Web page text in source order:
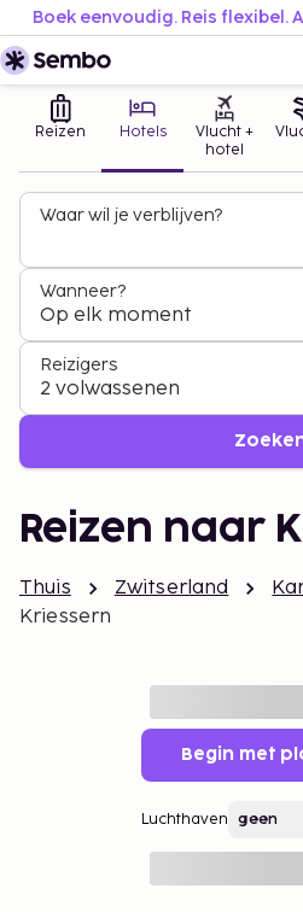
Boek eenvoudig. Reis flexibel.
Reizen Hotels
Vlucht +
hotel
Waar wil je verblijven?
Wanneer?
Op elk moment
Reizigers
2 volwassenen
Reizen naar
Thuis Zwitserland
Kriessern
Begin met
Luchthaven